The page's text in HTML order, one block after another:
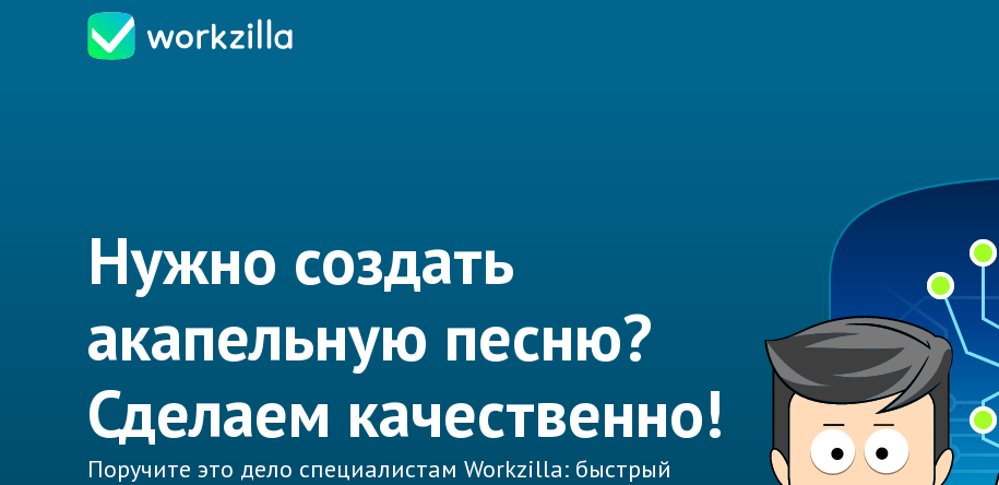
Нужно создать
акапельную песню?
Сделаем качественно!
Поручите это дело специалистам Workzilla: быстрый